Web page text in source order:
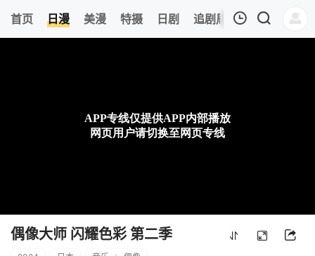
首页 日漫 美漫 特摄 日剧 追剧周表 今日更新
偶像大师 闪耀色彩 第二季